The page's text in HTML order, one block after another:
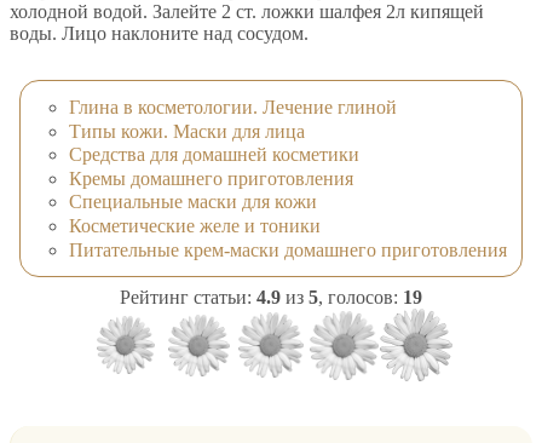
холодной водой. Залейте 2 ст. ложки шалфея 2л кипящей
воды. Лицо наклоните над сосудом.
Глина в косметологии. Лечение глиной
Типы кожи. Маски для лица
Средства для домашней косметики
Кремы домашнего приготовления
Специальные маски для кожи
Косметические желе и тоники
Питательные крем-маски домашнего приготовления
Рейтинг статьи: 4.9 из 5, голосов: 19